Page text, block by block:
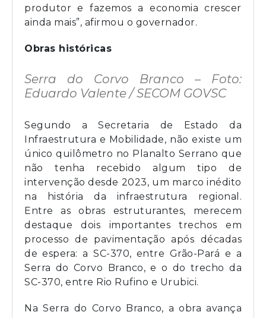
produtor e fazemos a economia crescer
ainda mais”, afirmou o governador.
Obras históricas
Serra do Corvo Branco – Foto:
Eduardo Valente / SECOM GOVSC
Segundo a Secretaria de Estado da
Infraestrutura e Mobilidade, não existe um
único quilômetro no Planalto Serrano que
não tenha recebido algum tipo de
intervenção desde 2023, um marco inédito
na história da infraestrutura regional.
Entre as obras estruturantes, merecem
destaque dois importantes trechos em
processo de pavimentação após décadas
de espera: a SC-370, entre Grão-Pará e a
Serra do Corvo Branco, e o do trecho da
SC-370, entre Rio Rufino e Urubici.
Na Serra do Corvo Branco, a obra avança